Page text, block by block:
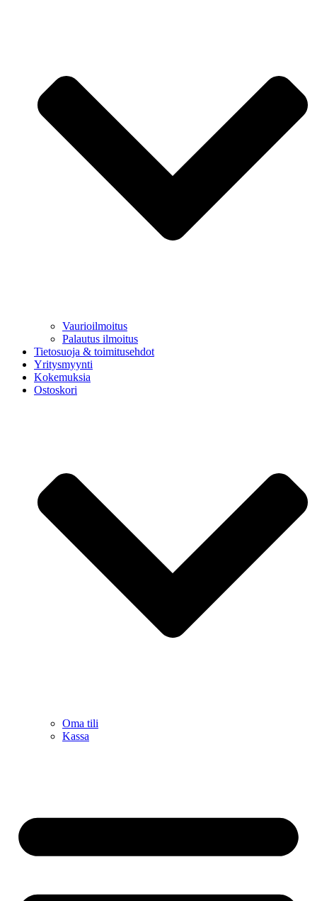
Vaurioilmoitus
Palautus ilmoitus
Tietosuoja & toimitusehdot
Yritysmyynti
Kokemuksia
Ostoskori
Oma tili
Kassa